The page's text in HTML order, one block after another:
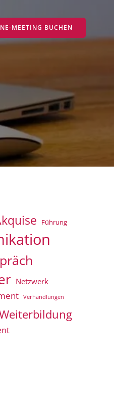
MEETING BUCHEN
Führung
Netzwerk
Verhandlungen